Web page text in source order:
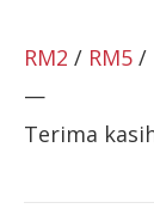
RM2 / RM5 /
—
Terima